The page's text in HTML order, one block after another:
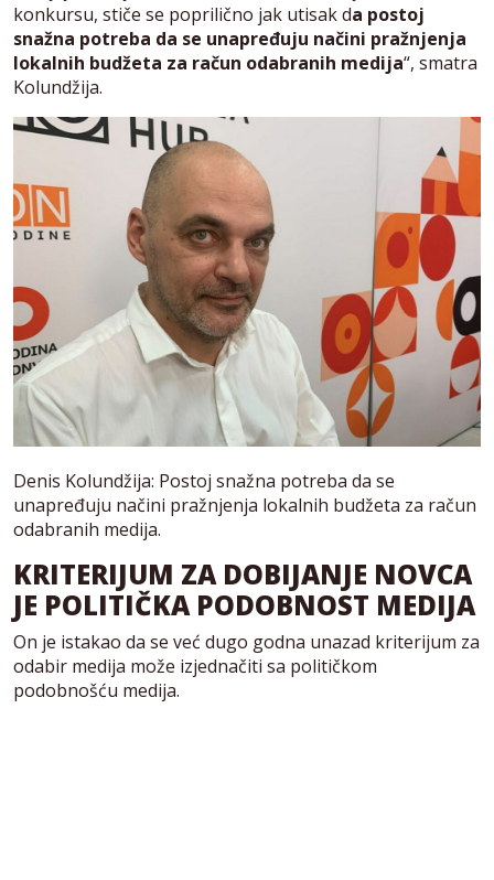
konkursu, stiče se poprilično jak utisak da postoj
snažna potreba da se unapređuju načini pražnjenja
lokalnih budžeta za račun odabranih medija“, smatra
Kolundžija.
Denis Kolundžija: Postoj snažna potreba da se
unapređuju načini pražnjenja lokalnih budžeta za račun
odabranih medija.
KRITERIJUM ZA DOBIJANJE NOVCA
JE POLITIČKA PODOBNOST MEDIJA
On je istakao da se već dugo godna unazad kriterijum za
odabir medija može izjednačiti sa političkom
podobnošću medija.